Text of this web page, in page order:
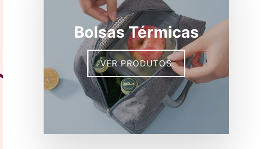
Bolsas Térmicas
VER PRODUTOS